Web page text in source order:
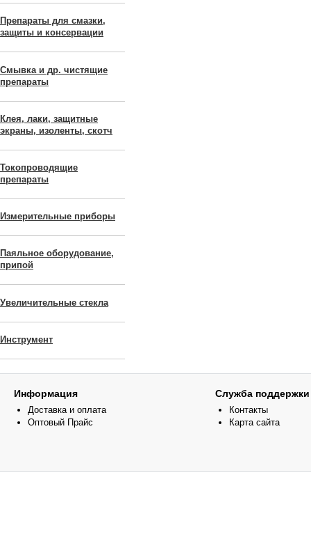
Препараты для смазки,
защиты и консервации
Смывка и др. чистящие
препараты
Клея, лаки, защитные
экраны, изоленты, скотч
Токопроводящие
препараты
Измерительные приборы
Паяльное оборудование,
припой
Увеличительные стекла
Инструмент
Информация
Доставка и оплата
Оптовый Прайс
Служба поддержки
Контакты
Карта сайта